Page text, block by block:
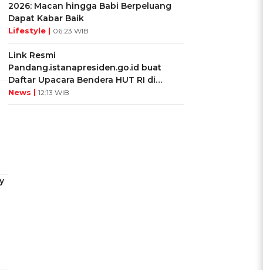
2026: Macan hingga Babi Berpeluang
Dapat Kabar Baik
Lifestyle | 06:23 WIB
Link Resmi
Pandang.istanapresiden.go.id buat
Daftar Upacara Bendera HUT RI di
Istana Negara
News | 12:13 WIB